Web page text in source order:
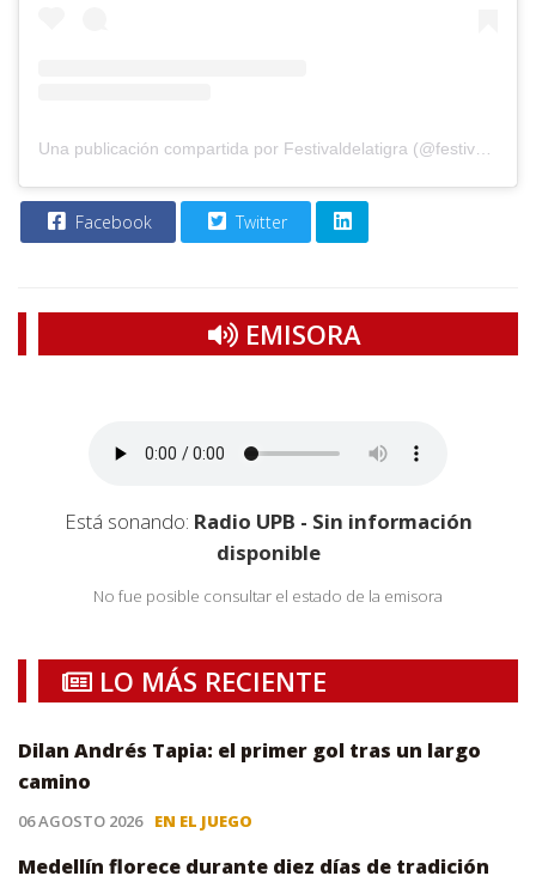
Una publicación compartida por Festivaldelatigra (@festivaldelatigra)
Facebook Twitter
EMISORA
Está sonando: Radio UPB - Sin información
disponible
No fue posible consultar el estado de la emisora
LO MÁS RECIENTE
Dilan Andrés Tapia: el primer gol tras un largo
camino
06 AGOSTO 2026 EN EL JUEGO
Medellín florece durante diez días de tradición